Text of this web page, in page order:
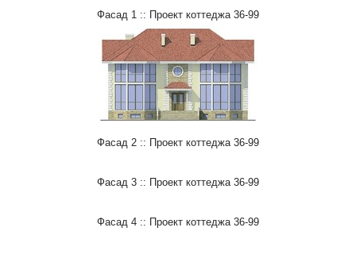
Фасад 1 :: Проект коттеджа 36-99
Фасад 2 :: Проект коттеджа 36-99
Фасад 3 :: Проект коттеджа 36-99
Фасад 4 :: Проект коттеджа 36-99